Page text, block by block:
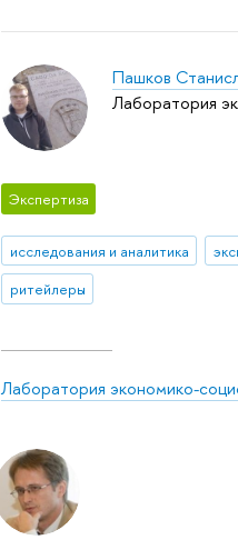
Пашков
Лаборатория
Экспертиза
исследования и аналитика
ритейлеры
Лаборатория экономико-